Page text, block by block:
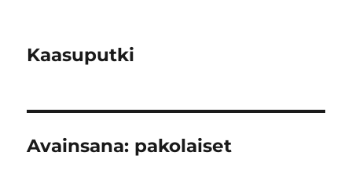
Kaasuputki
Avainsana: pakolaiset